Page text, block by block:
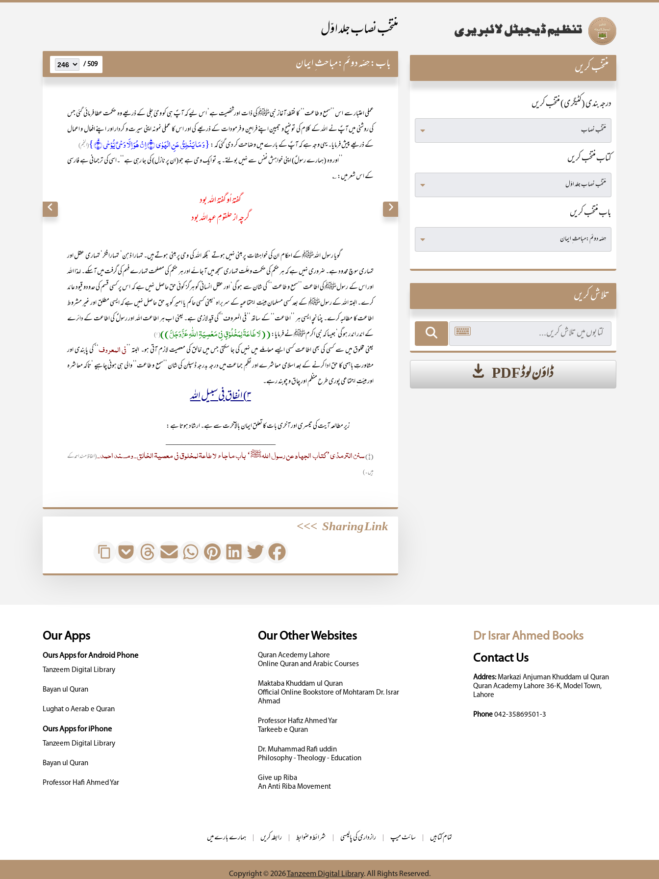
منتخب نصاب جلد اوّل
باب:حِصّہ دوئم:مباحث ِ ایمان 509 /
عملی اعتبار سے اس ’’سمع و طاعت‘‘ کا نقطۂ آغاز نبیﷺ کی ذات اورشخصیت ہے‘ اس لیے کہ آپؐ ہی کو وحیٔ جلی کے ذریعے وہ حکمت عطا فرمائی گئی جس
کی روشنی میں آپؐ نے اللہ کے کلام کی توضیح و تبیین اپنے فرامین و فرمودات کے ذریعے کی اور اس کا عملی نمونہ اپنی سیرت و کردار اور اپنے افعال و اعمال
کے ذریعے پیش فرمایا۔ یہی وجہ ہے کہ آپؐ کے بارے میں وضاحت کر دی گئی کہ :{وَ مَا یَنۡطِقُ عَنِ الۡہَوٰی ؕ﴿۳﴾اِنۡ ہُوَ اِلَّا وَحۡیٌ یُّوۡحٰی ۙ﴿۴﴾} (النجم)
’’اور وہ (ہمارے رسولؐ) اپنی خواہش نفس سے نہیں بولتے۔ یہ تو ایک وحی ہے جو (ان پر نازل) کی جا رہی ہے‘‘۔اسی کی ترجمانی ہے فارسی
کے اس شعر میں: ؎
گفتۂ اُو گفتۂ اللہ بود
گرچہ از حلقومِ عبداللہ بود
گویا رسول اللہﷺ کے احکام ان کی خواہشات پر مبنی نہیں ہوتے ‘بلکہ اللہ کی وحی پر مبنی ہوتے ہیں۔ تمہارا ذہن‘ تمہارا فکر‘ تمہاری عقل اور
تمہاری سوچ محدود ہے۔ ضروری نہیں ہے کہ ہر حکم کی حکمت وعِلّت تمہاری سمجھ میں آ جائے اور ہر حکم کی مصلحت تمہارے فہم کی گرفت میں آسکے۔ لہذا اللہ
اور اس کے رسولﷺ کی اطاعت ’’سمع و طاعت‘‘ کی شان سے ہو گی‘ اور عقل انسانی کو ہرگز کوئی حق حاصل نہیں ہے کہ اس پر کسی قسم کی حدودو قیود عائد
کرے۔ البتہ اللہ کے رسولﷺ کے بعد کسی مسلمان ہیئت ِ اجتماعیہ کے سربراہ ‘یعنی کسی حاکم یا امیر کو یہ حق حاصل نہیں ہے کہ ایسی مطلق اور غیر مشروط
اطاعت کا مطالبہ کرے۔ چنانچہ ایسی ہر ’’اطاعت‘‘ کے ساتھ ’’فی المعروف‘‘ کی قید لازمی ہے۔ یعنی اب ہر اطاعت اللہ اور رسولؐ کی اطاعت کے دائرے
کے اندر اندر ہو گی‘ جیسا کہ نبی اکرمﷺ نے فرمایا:((لَا طَاعَۃَ لِمَخْلُوْقٍ فِیْ مَعْصِیَۃِ اللّٰہِ عَزَّوَجَلَّ))(۱)
یعنی مخلوق میں سے کسی کی بھی اطاعت کسی ایسے معاملے میں نہیں کی جا سکتی جس میں خالق کی معصیت لازم آتی ہو۔ البتہ ’’ فی المعروف‘‘ کی پابندی اور
مشاورتِ باہمی کا حق ادا کرنے کے بعد اسلامی معاشرے اور نظمِ جماعت میں درجہ بدرجہ ڈسپلن کی شان ’’سمع و طاعت‘‘ والی ہی ہونی چاہیے ‘تاکہ معاشرہ
اور ہیئت ِ اجتماعی پوری طرح منظم اور چاق و چوبند رہے۔
۳) انفاق فی سبیل اللہ
زیر مطالعہ آیت کی تیسری اور آخری بات کا تعلق ایمان بالآخرت سے ہے۔ ارشاد ہوتا ہے :
____________________________
(۱) سنن الترمذی’ کتاب الجھاد عن رسول اللہﷺ‘ باب ما جاء لا طاعۃ لمخلوق فی معصیۃ الخالق۔ومسند احمد۔(الفاظ مسند احمد کے
ہیں۔)
Sharing Link
>>>
منتخب کریں
درجہ بندی (کٹیگری) منتخب کریں
کتاب منتخب کریں
باب منتخب کریں
تلاش کریں
ڈاؤن لوڈ PDF
Dr Israr Ahmed Books
Contact Us
Addres:Markazi Anjuman Khuddam ul Quran
Quran Academy Lahore 36-K, Model Town,
Lahore
Phone 042-35869501-3
Our Other Websites
Quran Acedemy Lahore
Online Quran and Arabic Courses
Maktaba Khuddam ul Quran
Official Online Bookstore of Mohtaram Dr. Israr
Ahmad
Professor Hafiz Ahmed Yar
Tarkeeb e Quran
Dr. Muhammad Rafi uddin
Philosophy - Theology - Education
Give up Riba
An Anti Riba Movement
Our Apps
Ours Apps for Android Phone
Tanzeem Digital Library
Bayan ul Quran
Lughat o Aerab e Quran
Ours Apps for iPhone
Tanzeem Digital Library
Bayan ul Quran
Professor Hafi Ahmed Yar
ہمارے بارے میں | رابطہ کریں | شرائط و ضوابط | رازداری کی پالیسی | سائٹ میپ | تمام کتابیں
Copyright © 2026Tanzeem Digital Library. All Rights Reserved.